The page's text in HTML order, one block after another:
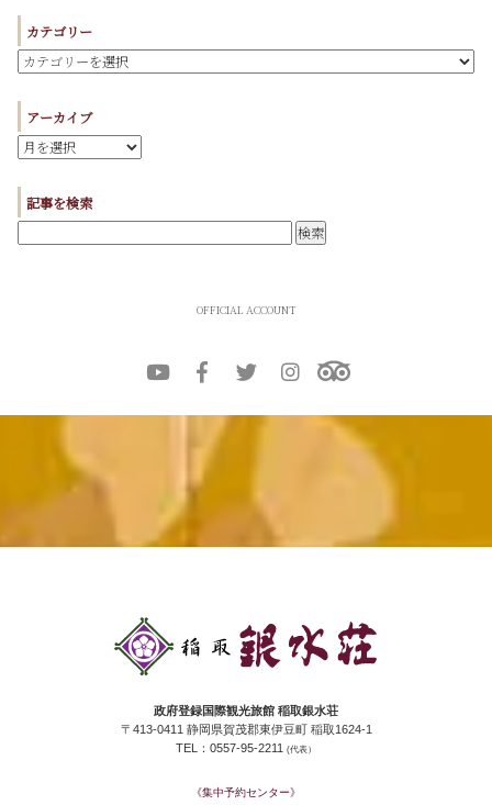
カテゴリー
アーカイブ
記事を検索
OFFICIAL ACCOUNT
政府登録国際観光旅館 稲取銀水荘
〒413-0411 静岡県賀茂郡東伊豆町 稲取1624-1
TEL：0557-95-2211 (代表）
《集中予約センター》